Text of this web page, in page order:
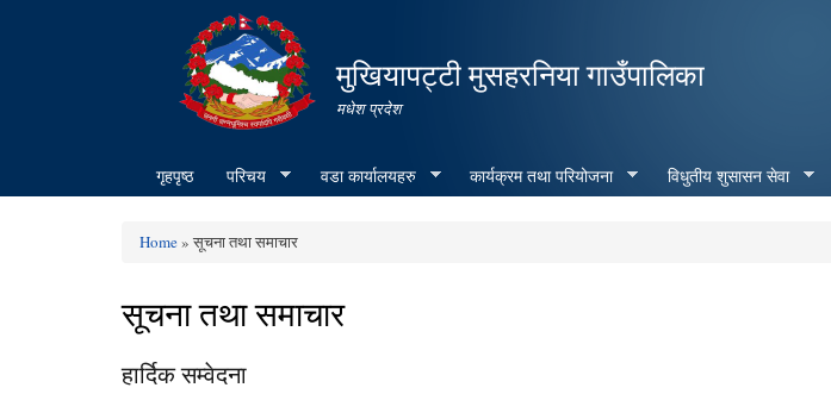
मुखियापट्टी मुसहरनिया गाउँपालिका
मधेश प्रदेश
गृहपृष्ठ परिचय वडा कार्यालयहरु कार्यक्रम तथा परियोजना विधुतीय शुसासन सेवा
You are here
Home» सूचना तथा समाचार
सूचना तथा समाचार
हार्दिक सम्वेदना